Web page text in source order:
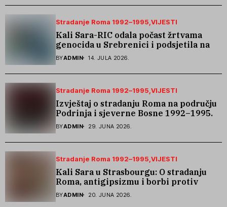
Stradanje Roma 1992–1995 VIJESTI
Kali Sara-RIC odala počast žrtvama
genocida u Srebrenici i podsjetila na
stradanje Roma iz Skočića
BYADMIN 14. JULA 2026.
Stradanje Roma 1992–1995 VIJESTI
Izvještaj o stradanju Roma na području
Podrinja i sjeverne Bosne 1992–1995.
godine
BYADMIN 29. JUNA 2026.
Stradanje Roma 1992–1995 VIJESTI
Kali Sara u Strasbourgu: O stradanju
Roma, antigipsizmu i borbi protiv
govora mržnje
BYADMIN 20. JUNA 2026.